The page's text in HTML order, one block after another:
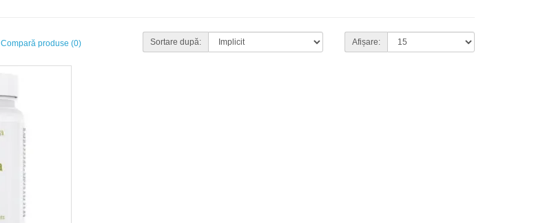
Compară produse (0) Sortare după: Afișare: